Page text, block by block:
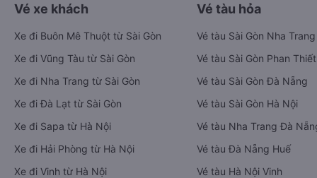
Vé xe khách
Xe đi Buôn Mê Thuột từ Sài Gòn
Xe đi Vũng Tàu từ Sài Gòn
Xe đi Nha Trang từ Sài Gòn
Xe đi Đà Lạt từ Sài Gòn
Xe đi Sapa từ Hà Nội
Xe đi Hải Phòng từ Hà Nội
Xe đi Vinh từ Hà Nội
Vé tàu hỏa
Vé tàu Sài Gòn Nha Trang
Vé tàu Sài Gòn Phan Thiết
Vé tàu Sài Gòn Đà Nẵng
Vé tàu Sài Gòn Hà Nội
Vé tàu Nha Trang Đà
Vé tàu Đà Nẵng Huế
Vé tàu Hà Nội Vinh